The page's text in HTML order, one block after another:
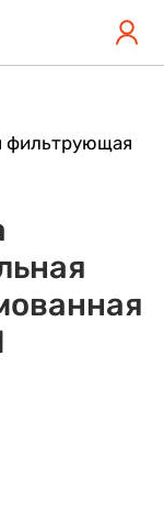
фильтрующая